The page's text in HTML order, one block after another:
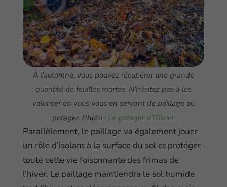
À l’automne, vous pouvez récupérer une grande
quantité de feuilles mortes. N’hésitez pas à les
valoriser en vous vous en servant de paillage au
potager. Photo : Le potager d’Olivier
Parallèlement, le paillage va également jouer
un rôle d’isolant à la surface du sol et protéger
toute cette vie foisonnante des frimas de
l’hiver. Le paillage maintiendra le sol humide